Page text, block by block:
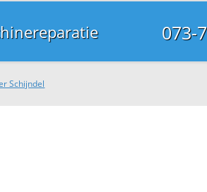
073-
Schijndel